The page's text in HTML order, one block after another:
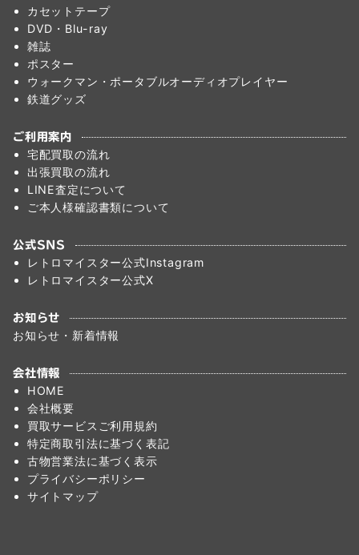
カセットテープ
DVD・Blu-ray
雑誌
ポスター
ウォークマン・ポータブルオーディオプレイヤー
鉄道グッズ
ご利用案内
宅配買取の流れ
出張買取の流れ
LINE査定について
ご本人様確認書類について
公式SNS
レトロマイスター公式Instagram
レトロマイスター公式X
お知らせ
お知らせ・新着情報
会社情報
HOME
会社概要
買取サービスご利用規約
特定商取引法に基づく表記
古物営業法に基づく表示
プライバシーポリシー
サイトマップ